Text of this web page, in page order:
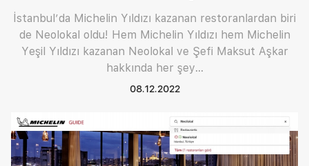
İstanbul’da Michelin Yıldızı kazanan restoranlardan biri
de Neolokal oldu! Hem Michelin Yıldızı hem Michelin
Yeşil Yıldızı kazanan Neolokal ve Şefi Maksut Aşkar
hakkında her şey…
08.12.2022